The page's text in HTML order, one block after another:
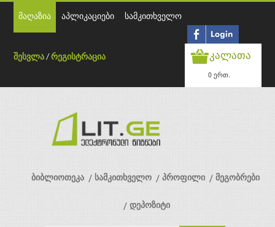
მაღაზია აპლიკაციები სამკითხველო
შესვლა /რეგისტრაცია კალათა
0 ერთ.
ბიბლიოთეკა სამკითხველო პროფილი მეგობრები
დეპოზიტი